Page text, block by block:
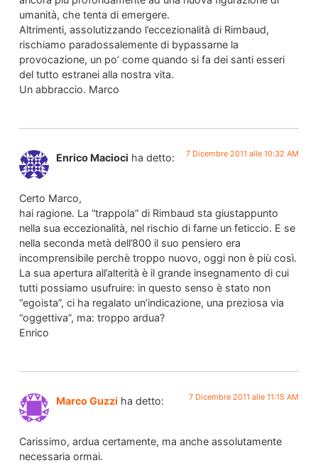
umanità, che tenta di emergere.
Altrimenti, assolutizzando l’eccezionalità di Rimbaud,
rischiamo paradossalemente di bypassarne la
provocazione, un po’ come quando si fa dei santi esseri
del tutto estranei alla nostra vita.
Un abbraccio. Marco
Enrico Macioci ha detto: 7 Dicembre 2011 alle 10:32 AM
Certo Marco,
hai ragione. La “trappola” di Rimbaud sta giustappunto
nella sua eccezionalità, nel rischio di farne un feticcio. E se
nella seconda metà dell’800 il suo pensiero era
incomprensibile perchè troppo nuovo, oggi non è più così.
La sua apertura all’alterità è il grande insegnamento di cui
tutti possiamo usufruire: in questo senso è stato non
“egoista”, ci ha regalato un’indicazione, una preziosa via
“oggettiva”, ma: troppo ardua?
Enrico
Marco Guzzi ha detto: 7 Dicembre 2011 alle 11:15 AM
Carissimo, ardua certamente, ma anche assolutamente
necessaria ormai.